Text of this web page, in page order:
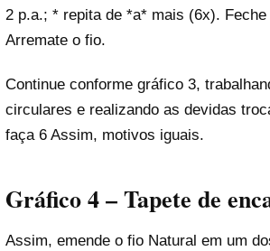
2 p.a.; * repita de *a* mais (6x).
Arremate o fio.
Continue conforme gráfico 3,
circulares e realizando as devidas
faça 6 Assim, motivos iguais.
Gráfico 4 – Tapete de
Assim, emende o fio Natural em um